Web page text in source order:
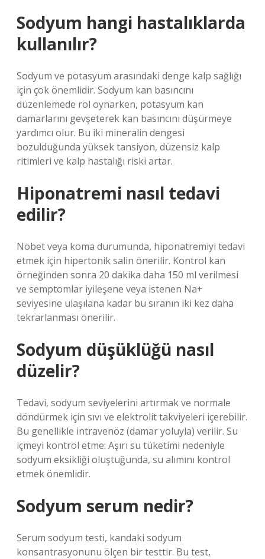
Sodyum hangi hastalıklarda
kullanılır?
Sodyum ve potasyum arasındaki denge kalp sağlığı
için çok önemlidir. Sodyum kan basıncını
düzenlemede rol oynarken, potasyum kan
damarlarını gevşeterek kan basıncını düşürmeye
yardımcı olur. Bu iki mineralin dengesi
bozulduğunda yüksek tansiyon, düzensiz kalp
ritimleri ve kalp hastalığı riski artar.
Hiponatremi nasıl tedavi
edilir?
Nöbet veya koma durumunda, hiponatremiyi tedavi
etmek için hipertonik salin önerilir. Kontrol kan
örneğinden sonra 20 dakika daha 150 ml verilmesi
ve semptomlar iyileşene veya istenen Na+
seviyesine ulaşılana kadar bu sıranın iki kez daha
tekrarlanması önerilir.
Sodyum düşüklüğü nasıl
düzelir?
Tedavi, sodyum seviyelerini artırmak ve normale
döndürmek için sıvı ve elektrolit takviyeleri içerebilir.
Bu genellikle intravenöz (damar yoluyla) verilir. Su
içmeyi kontrol etme: Aşırı su tüketimi nedeniyle
sodyum eksikliği oluştuğunda, su alımını kontrol
etmek önemlidir.
Sodyum serum nedir?
Serum sodyum testi, kandaki sodyum
konsantrasyonunu ölçen bir testtir. Bu test,